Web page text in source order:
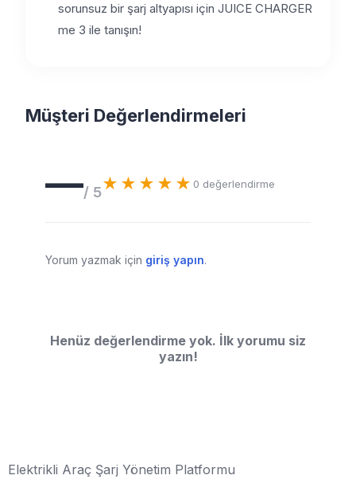
sorunsuz bir şarj altyapısı için JUICE CHARGER
me 3 ile tanışın!
Müşteri Değerlendirmeleri
—/ 5★★★★★ 0 değerlendirme
Yorum yazmak için giriş yapın.
Henüz değerlendirme yok. İlk yorumu siz
yazın!
Elektrikli Araç Şarj Yönetim Platformu